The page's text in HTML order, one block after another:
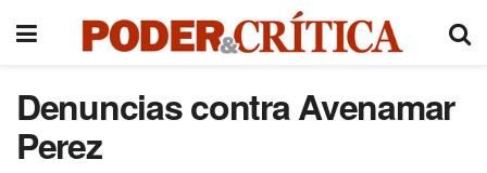
Denuncias contra Avenamar
Perez